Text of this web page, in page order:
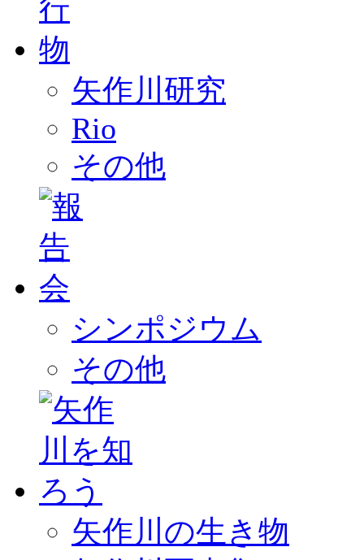
矢作川研究
Rio
その他
シンポジウム
その他
矢作川の生き物